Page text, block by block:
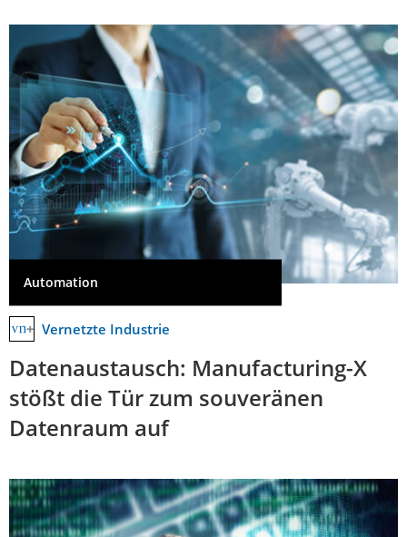
Automation
Vernetzte Industrie
Datenaustausch: Manufacturing-X
stößt die Tür zum souveränen
Datenraum auf